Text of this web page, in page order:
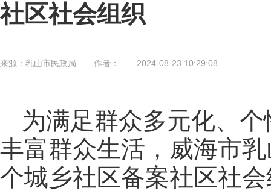
社区社会组织
来源： 乳山市民政局 作者： 2024-08-23 10:29:08
为满足群众多元化、
丰富群众生活，威海市
个城乡社区备案社区社